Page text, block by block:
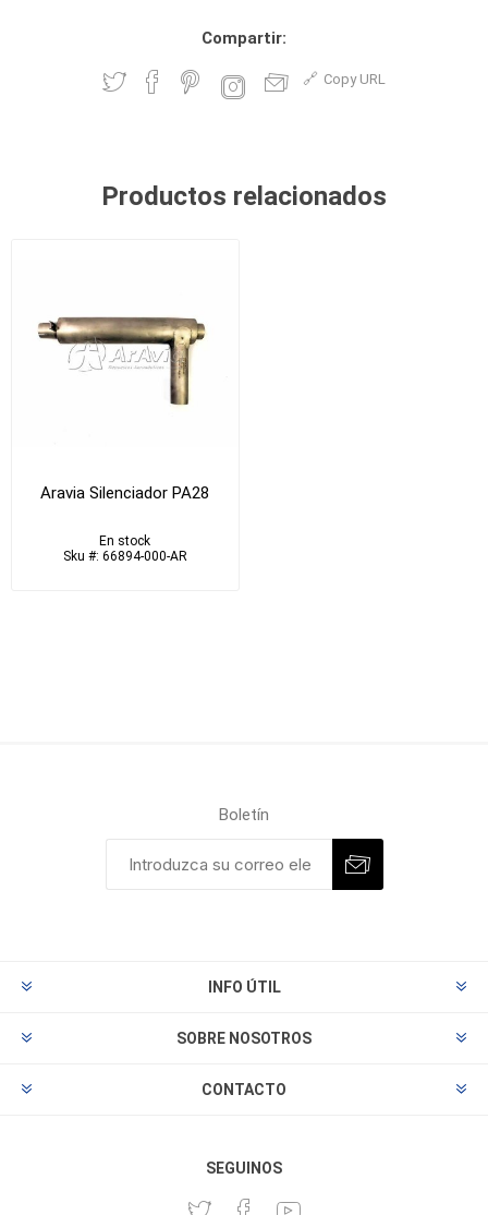
Compartir:
Copy URL
Productos relacionados
Aravia Silenciador PA28
En stock
Sku #: 66894-000-AR
Boletín
INFO ÚTIL
SOBRE NOSOTROS
CONTACTO
SEGUINOS